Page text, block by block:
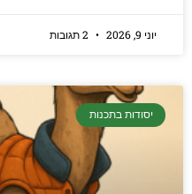
יוני 9, 2026
יסודות בתכנות